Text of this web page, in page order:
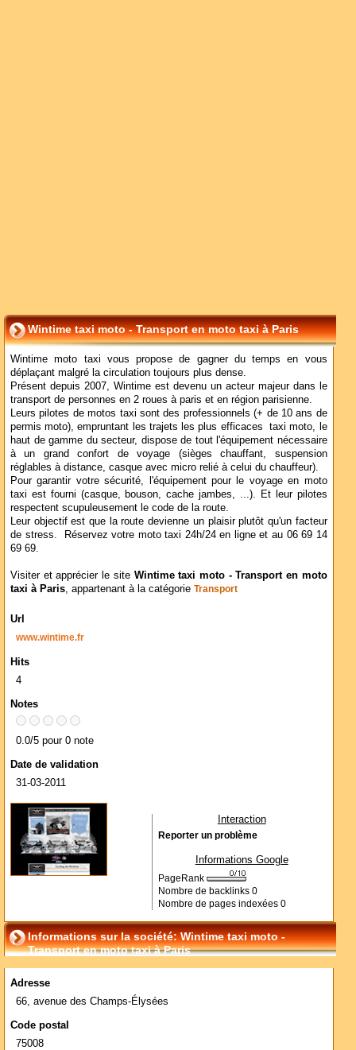
Wintime taxi moto - Transport en moto taxi à Paris
Wintime moto taxi vous propose de gagner du temps en vous
déplaçant malgré la circulation toujours plus dense.
Présent depuis 2007, Wintime est devenu un acteur majeur dans le
transport de personnes en 2 roues à paris et en région parisienne.
Leurs pilotes de motos taxi sont des professionnels (+ de 10 ans de
permis moto), empruntant les trajets les plus efficaces taxi moto, le
haut de gamme du secteur, dispose de tout l'équipement nécessaire
à un grand confort de voyage (sièges chauffant, suspension
réglables à distance, casque avec micro relié à celui du chauffeur).
Pour garantir votre sécurité, l'équipement pour le voyage en moto
taxi est fourni (casque, bouson, cache jambes, ...). Et leur pilotes
respectent scupuleusement le code de la route.
Leur objectif est que la route devienne un plaisir plutôt qu'un facteur
de stress. Réservez votre moto taxi 24h/24 en ligne et au 06 69 14
69 69.
Visiter et apprécier le site Wintime taxi moto - Transport en moto
taxi à Paris, appartenant à la catégorie Transport
Url
www.wintime.fr
Hits
4
Notes
0.0/5 pour 0 note
Date de validation
31-03-2011
Interaction
Reporter un problème
Informations Google
PageRank
Nombre de backlinks 0
Nombre de pages indexées 0
Informations sur la société: Wintime taxi moto -
Transport en moto taxi à Paris
Adresse
66, avenue des Champs-Élysées
Code postal
75008